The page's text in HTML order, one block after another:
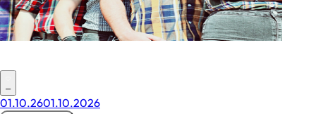
–
01.10.2601.10.2026